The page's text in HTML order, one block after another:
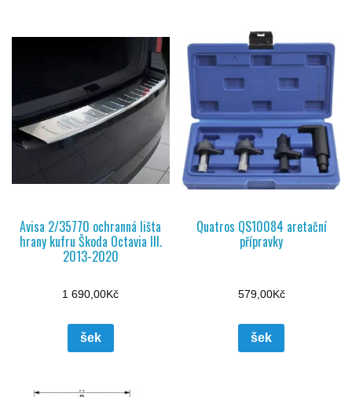
Avisa 2/35770 ochranná lišta
hrany kufru Škoda Octavia III.
2013-2020
1 690,00Kč
šek
Quatros QS10084 aretační
přípravky
579,00Kč
šek